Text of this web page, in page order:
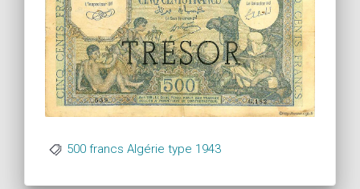
500 francs Algérie type 1943